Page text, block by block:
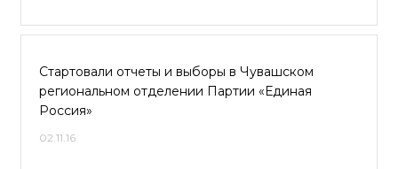
Стартовали отчеты и выборы в Чувашском
региональном отделении Партии «Единая
Россия»
02.11.16